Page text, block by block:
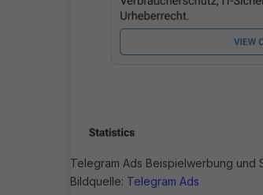
Telegram Ads Beispielwerbung und
Bildquelle: Telegram Ads